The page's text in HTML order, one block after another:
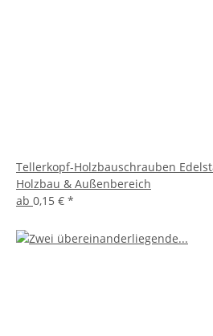
Tellerkopf-Holzbauschrauben
Holzbau & Außenbereich
ab 0,15 € *